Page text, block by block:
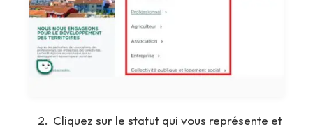
Cliquez sur le statut qui vous représente et